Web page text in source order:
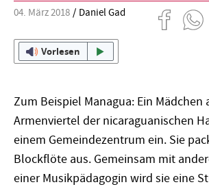
04. März 2018 Daniel Gad
Vorlesen
Zum Beispiel Managua: Ein Mädchen
Armenviertel der nicaraguanischen
einem Gemeindezentrum ein. Sie
Blockflöte aus. Gemeinsam mit
einer Musikpädagogin wird sie eine